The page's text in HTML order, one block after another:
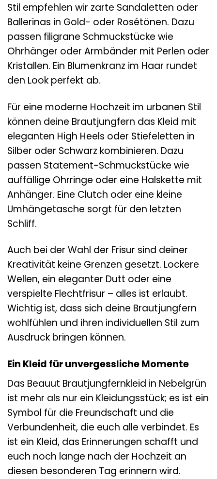
Stil empfehlen wir zarte Sandaletten oder
Ballerinas in Gold- oder Rosétönen. Dazu
passen filigrane Schmuckstücke wie
Ohrhänger oder Armbänder mit Perlen oder
Kristallen. Ein Blumenkranz im Haar rundet
den Look perfekt ab.
Für eine moderne Hochzeit im urbanen Stil
können deine Brautjungfern das Kleid mit
eleganten High Heels oder Stiefeletten in
Silber oder Schwarz kombinieren. Dazu
passen Statement-Schmuckstücke wie
auffällige Ohrringe oder eine Halskette mit
Anhänger. Eine Clutch oder eine kleine
Umhängetasche sorgt für den letzten
Schliff.
Auch bei der Wahl der Frisur sind deiner
Kreativität keine Grenzen gesetzt. Lockere
Wellen, ein eleganter Dutt oder eine
verspielte Flechtfrisur – alles ist erlaubt.
Wichtig ist, dass sich deine Brautjungfern
wohlfühlen und ihren individuellen Stil zum
Ausdruck bringen können.
Ein Kleid für unvergessliche Momente
Das Beauut Brautjungfernkleid in Nebelgrün
ist mehr als nur ein Kleidungsstück; es ist ein
Symbol für die Freundschaft und die
Verbundenheit, die euch alle verbindet. Es
ist ein Kleid, das Erinnerungen schafft und
euch noch lange nach der Hochzeit an
diesen besonderen Tag erinnern wird.